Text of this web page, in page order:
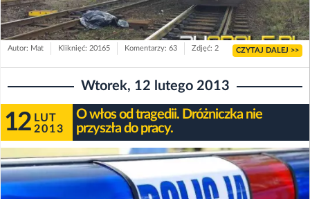
Autor: Mat Kliknięć: 20165 Komentarzy: 63 Zdjęć: 2 CZYTAJ DALEJ >>
Wtorek, 12 lutego 2013
12 LUT
2013
O włos od tragedii. Dróżniczka nie
przyszła do pracy.